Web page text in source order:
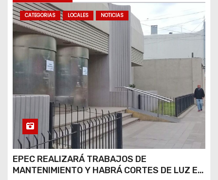
CATEGORIAS LOCALES NOTICIAS
EPEC REALIZARÁ TRABAJOS DE
MANTENIMIENTO Y HABRÁ CORTES DE LUZ EN